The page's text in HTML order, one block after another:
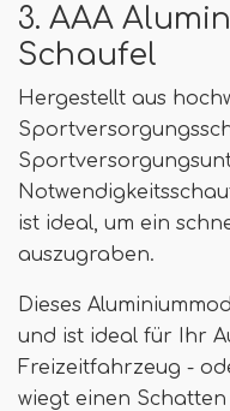
3. AAA
Schaufel
Hergestellt aus
ist ideal, um ein
auszugraben.
Dieses
und ist ideal für Ihr
Freizeitfahrzeug -
wiegt einen